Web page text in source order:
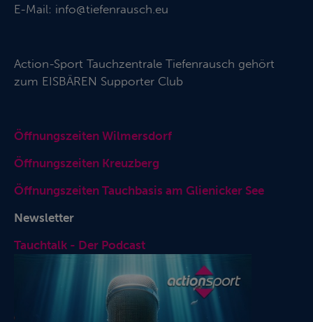
E-Mail: info@tiefenrausch.eu
Action-Sport Tauchzentrale Tiefenrausch gehört
zum EISBÄREN Supporter Club
Öffnungszeiten Wilmersdorf
Öffnungszeiten Kreuzberg
Öffnungszeiten Tauchbasis am Glienicker See
Newsletter
Tauchtalk - Der Podcast